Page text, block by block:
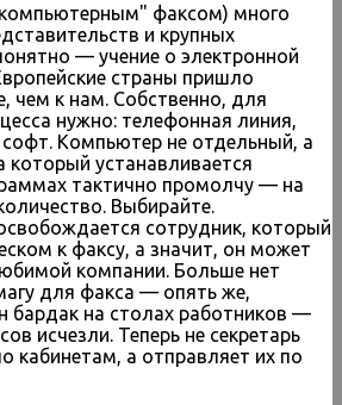
факсом) много
и крупных
— учение о электронной
страны пришло
чем к нам. Собственно, для
нужно: телефонная линия,
Компьютер не отдельный, а
который устанавливается
тактично промолчу — на
Выбирайте.
сотрудник, который
к факсу, а значит, он может
компании. Больше нет
для факса — опять же,
бардак на столах работников —
исчезли. Теперь не секретарь
кабинетам, а отправляет их по